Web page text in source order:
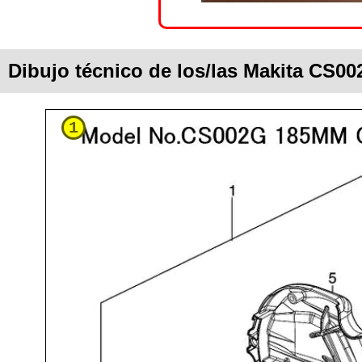
Dibujo técnico de los/las Makita
1